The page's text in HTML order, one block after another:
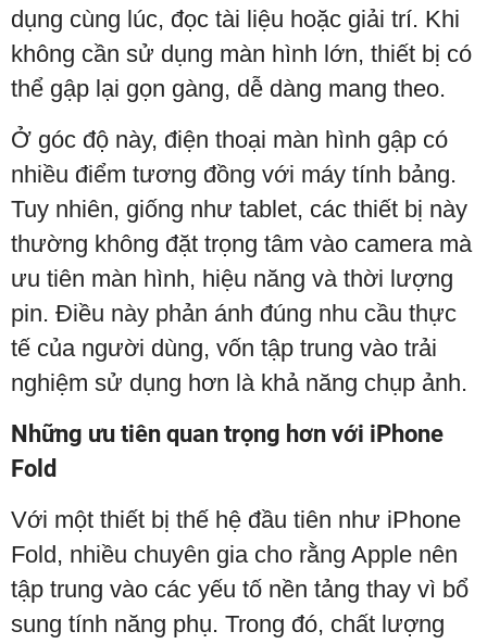
dụng cùng lúc, đọc tài liệu hoặc giải trí. Khi
không cần sử dụng màn hình lớn, thiết bị có
thể gập lại gọn gàng, dễ dàng mang theo.
Ở góc độ này, điện thoại màn hình gập có
nhiều điểm tương đồng với máy tính bảng.
Tuy nhiên, giống như tablet, các thiết bị này
thường không đặt trọng tâm vào camera mà
ưu tiên màn hình, hiệu năng và thời lượng
pin. Điều này phản ánh đúng nhu cầu thực
tế của người dùng, vốn tập trung vào trải
nghiệm sử dụng hơn là khả năng chụp ảnh.
Những ưu tiên quan trọng hơn với iPhone
Fold
Với một thiết bị thế hệ đầu tiên như iPhone
Fold, nhiều chuyên gia cho rằng Apple nên
tập trung vào các yếu tố nền tảng thay vì bổ
sung tính năng phụ. Trong đó, chất lượng